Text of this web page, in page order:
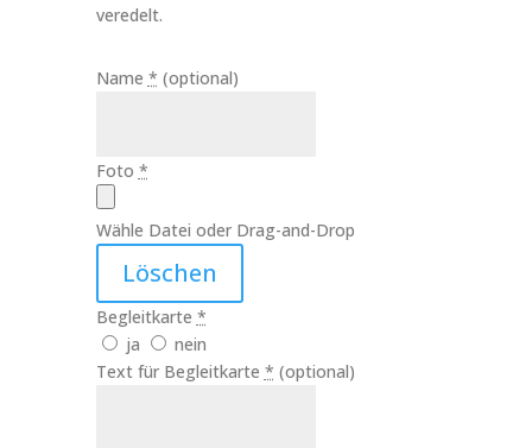
veredelt.
Name * (optional)
Foto *
Wähle Datei oder Drag-and-Drop
Löschen
Begleitkarte *
ja
nein
Text für Begleitkarte * (optional)